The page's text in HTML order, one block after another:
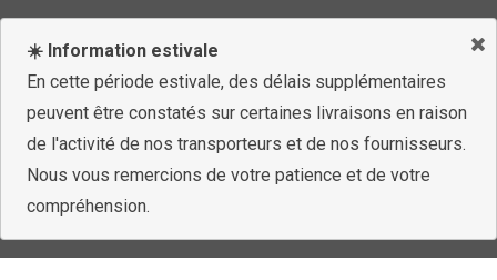
☀️ Information estivale
En cette période estivale, des délais supplémentaires
peuvent être constatés sur certaines livraisons en raison
de l'activité de nos transporteurs et de nos fournisseurs.
Nous vous remercions de votre patience et de votre
compréhension.